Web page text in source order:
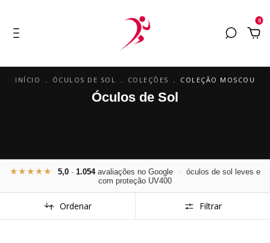
0
INÍCIO ÓCULOS DE SOL COLEÇÕES COLEÇÃO MOSCOU
Óculos de Sol
★★★★★ 5,0 · 1.054avaliações no Google ·
óculos de sol leves e
com proteção UV400
Ordenar Filtrar